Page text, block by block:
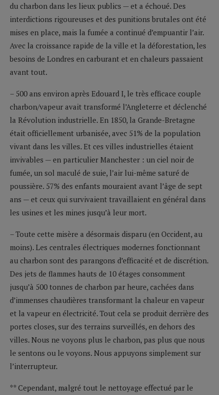
du charbon dans les lieux publics — et a échoué. Des
interdictions rigoureuses et des punitions brutales ont été
mises en place, mais la fumée a continué d’empuantir l’air.
Avec la croissance rapide de la ville et la déforestation, les
besoins de Londres en carburant et en chaleurs passaient
avant tout.
– 500 ans environ après Edouard I, le très efficace couple
charbon/vapeur avait transformé l’Angleterre et déclenché
la Révolution industrielle. En 1850, la Grande-Bretagne
était officiellement urbanisée, avec 51% de la population
vivant dans les villes. Et ces villes industrielles étaient
invivables — en particulier Manchester : un ciel noir de
fumée, un sol maculé de suie, l’air lui-même saturé de
poussière. 57% des enfants mouraient avant l’âge de sept
ans — et ceux qui survivaient travaillaient en général dans
les usines et les mines jusqu’à leur mort.
– Toute cette misère a désormais disparu (en Occident, au
moins). Les centrales électriques modernes fonctionnant
au charbon sont des parangons d’efficacité et de discrétion.
Des jets de flammes hauts de 10 étages consomment
jusqu’à 500 tonnes de charbon par heure, cachées dans
d’immenses chaudières transformant la chaleur en vapeur
et la vapeur en électricité. Tout cela se produit derrière des
portes closes, sur des terrains surveillés, en dehors des
villes. Nous ne voyons plus le charbon, pas plus que nous
le sentons ou le voyons. Nous appuyons simplement sur
l’interrupteur.
** Cependant, malgré tout le nettoyage effectué par le